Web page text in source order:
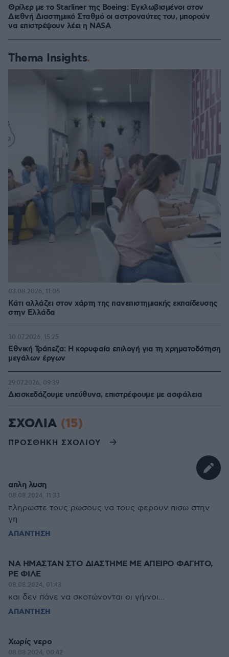
Θρίλερ με το Starliner της Boeing: Εγκλωβισμένοι στον
Διεθνή Διαστημικό Σταθμό οι αστροναύτες του, μπορούν
να επιστρέψουν λέει η NASA
Thema Insights
Κάτι αλλάζει στον χάρτη της πανεπιστημιακής εκπαίδευσης
στην Ελλάδα
03.08.2026, 11:06
Εθνική Τράπεζα: Η κορυφαία επιλογή για τη χρηματοδότηση
μεγάλων έργων
30.07.2026, 15:25
Διασκεδάζουμε υπεύθυνα, επιστρέφουμε με ασφάλεια
29.07.2026, 09:39
ΣΧΟΛΙΑ (15)
ΠΡΟΣΘΗΚΗ ΣΧΟΛΙΟΥ
απλη λυση
08.08.2024, 11:33
πληρωστε τους ρωσους να τους φερουν πισω στην
γη
ΑΠΑΝΤΗΣΗ
NA ΗΜΑΣΤΑΝ ΣΤΟ ΔΙΑΣΤΗΜΕ ΜΕ ΑΠΕΙΡΟ ΦΑΓΗΤΟ,
ΡΕ ΦΙΛΕ
08.08.2024, 01:43
και δεν πάνε να σκοτώνονται οι γήινοι...
ΑΠΑΝΤΗΣΗ
Χωρίς νερο
08.08.2024, 00:42